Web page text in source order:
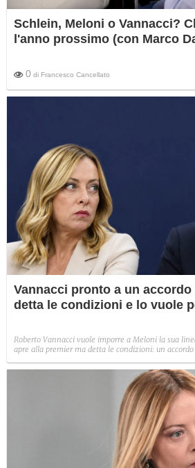
Schlein, Meloni o Vannacci?
l'anno prossimo (con Marco
0 di Francesco Cancellato
Vannacci pronto a un
detta le condizioni e lo vuole
Roberto Vannacci vuole imporre a Meloni la sua
apre alla premier ma detta le condizioni: un